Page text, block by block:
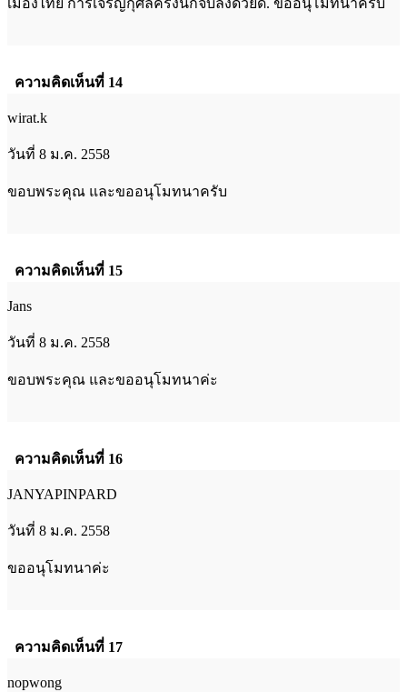
ความคิดเห็นที่ 14
wirat.k
วันที่ 8 ม.ค. 2558
ขอบพระคุณ และขออนุโมทนาครับ
ความคิดเห็นที่ 15
Jans
วันที่ 8 ม.ค. 2558
ขอบพระคุณ และขออนุโมทนาค่ะ
ความคิดเห็นที่ 16
JANYAPINPARD
วันที่ 8 ม.ค. 2558
ขออนุโมทนาค่ะ
ความคิดเห็นที่ 17
nopwong